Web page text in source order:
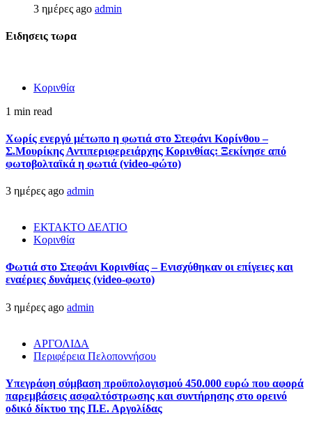
3 ημέρες ago admin
Ειδησεις τωρα
Κορινθία
1 min read
Χωρίς ενεργό μέτωπο η φωτιά στο Στεφάνι Κορίνθου –
Σ.Μουρίκης Αντιπεριφερειάρχης Κορινθίας: Ξεκίνησε από
φωτοβολταϊκά η φωτιά (video-φώτο)
3 ημέρες ago admin
ΕΚΤΑΚΤΟ ΔΕΛΤΙΟ
Κορινθία
Φωτιά στο Στεφάνι Κορινθίας – Ενισχύθηκαν οι επίγειες και
εναέριες δυνάμεις (video-φωτο)
3 ημέρες ago admin
ΑΡΓΟΛΙΔΑ
Περιφέρεια Πελοποννήσου
Υπεγράφη σύμβαση προϋπολογισμού 450.000 ευρώ που αφορά
παρεμβάσεις ασφαλτόστρωσης και συντήρησης στο ορεινό
οδικό δίκτυο της Π.Ε. Αργολίδας